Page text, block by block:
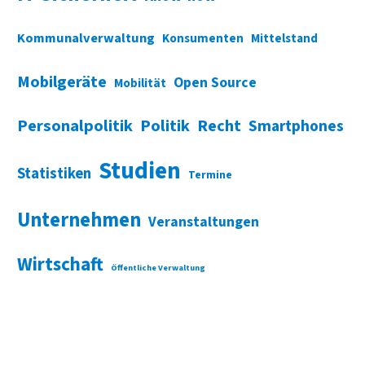
Kommunalverwaltung Konsumenten Mittelstand
Mobilgeräte Mobilität Open Source
Personalpolitik Politik Recht Smartphones
Statistiken Studien Termine
Unternehmen Veranstaltungen
Wirtschaft Öffentliche Verwaltung